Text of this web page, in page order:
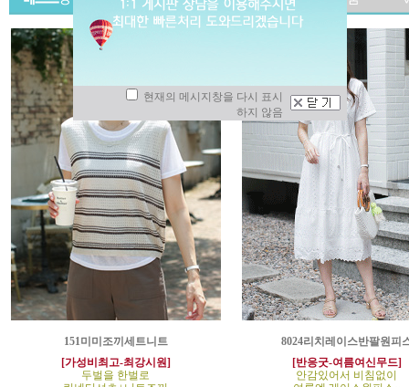
151미미조끼세트니트
[가성비최고-최강시원]
두벌을 한벌로
8024리치레이스반팔원피
[반응굿-여름여신무드]
안감있어서 비침없이
현재의 메시지창을 다시 표시
하지 않음